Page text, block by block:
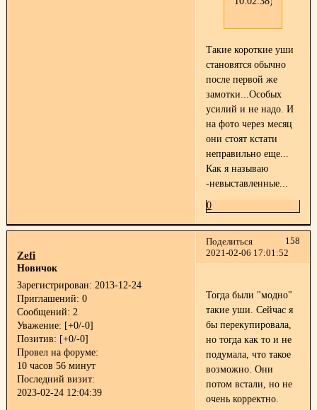
Такие короткие уши
становятся обычно
после первой же
замотки...Особых
усилий и не надо. И
на фото через месяц
они стоят кстати
неправильно еще...
Как я называю
-невыставленные...
0
Поделиться
158
2021-02-06 17:01:52
Zefi
Новичок
Зарегистрирован: 2013-12-24
Приглашений: 0
Сообщений: 2
Уважение: [+0/-0]
Позитив: [+0/-0]
Провел на форуме:
10 часов 56 минут
Последний визит:
2023-02-24 12:04:39
Тогда были "модно"
такие уши. Сейчас я
бы перекупировала,
но тогда как то и не
подумала, что такое
возможно. Они
потом встали, но не
очень корректно.